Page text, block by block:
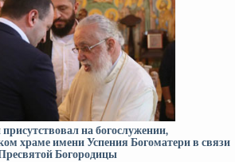
на богослужении,
храме имени Успения Богоматери в связи
Богородицы